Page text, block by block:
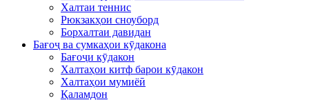
Халтаи теннис
Рюкзакҳои сноуборд
Борхалтаи давидан
Бағоҷ ва сумкаҳои кӯдакона
Бағоҷи кӯдакон
Халтаҳои китф барои кӯдакон
Халтаҳои мумиёӣ
Қаламдон